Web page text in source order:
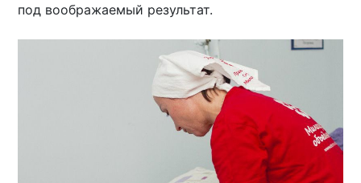
под воображаемый результат.